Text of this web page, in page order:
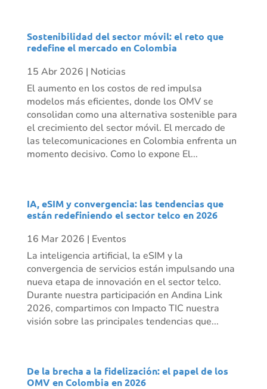
Sostenibilidad del sector móvil: el reto que
redefine el mercado en Colombia
15 Abr 2026 | Noticias
El aumento en los costos de red impulsa
modelos más eficientes, donde los OMV se
consolidan como una alternativa sostenible para
el crecimiento del sector móvil. El mercado de
las telecomunicaciones en Colombia enfrenta un
momento decisivo. Como lo expone El...
IA, eSIM y convergencia: las tendencias que
están redefiniendo el sector telco en 2026
16 Mar 2026 | Eventos
La inteligencia artificial, la eSIM y la
convergencia de servicios están impulsando una
nueva etapa de innovación en el sector telco.
Durante nuestra participación en Andina Link
2026, compartimos con Impacto TIC nuestra
visión sobre las principales tendencias que...
De la brecha a la fidelización: el papel de los
OMV en Colombia en 2026